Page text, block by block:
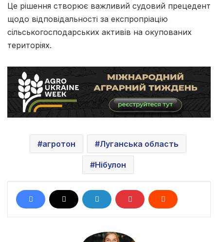
Це рішення створює важливий судовий прецедент
щодо відповідальності за експропріацію
сільськогосподарських активів на окупованих
територіях.
агротон Луганська область
Нібулон